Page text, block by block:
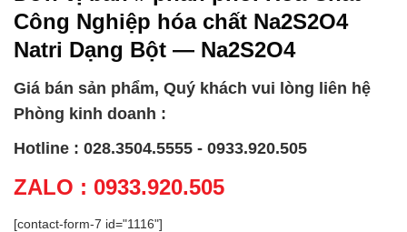
Công Nghiệp hóa chất Na2S2O4
Natri Dạng Bột — Na2S2O4
Giá bán sản phẩm, Quý khách vui lòng liên hệ
Phòng kinh doanh :
Hotline : 028.3504.5555 - 0933.920.505
ZALO : 0933.920.505
[contact-form-7 id="1116"]